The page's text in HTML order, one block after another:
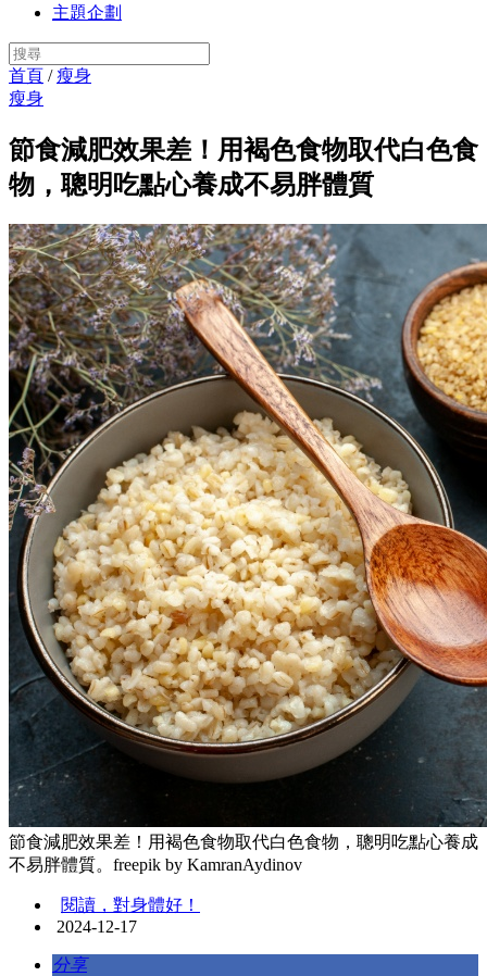
主題企劃
首頁 /瘦身
瘦身
節食減肥效果差！用褐色食物取代白色食
物，聰明吃點心養成不易胖體質
節食減肥效果差！用褐色食物取代白色食物，聰明吃點心養成
不易胖體質。freepik by KamranAydinov
閱讀，對身體好！
2024-12-17
分享